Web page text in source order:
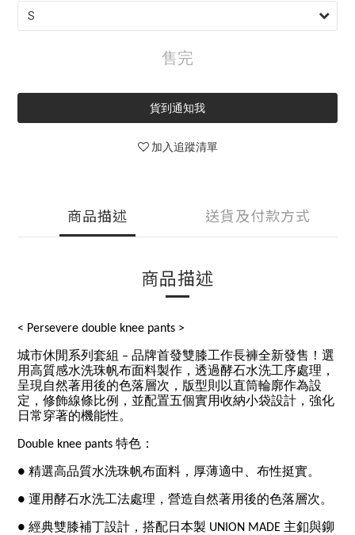
售完
貨到通知我
加入追蹤清單
商品描述 送貨及付款方式
商品描述
< Persevere double knee pants >
城市休閒系列套組 – 品牌首發雙膝工作長褲全新發售！選
用高質感水洗珠帆布面料製作，透過酵石水洗工序處理，
呈現自然著用後的色落層次，版型則以直筒輪廓作為設
定，修飾線條比例，並配置五個實用收納小袋設計，強化
日常穿著的機能性。
Double knee pants 特色：
● 精選高品質水洗珠帆布面料，厚薄適中、布性挺實。
● 運用酵石水洗工法處理，營造自然著用後的色落層次。
● 經典雙膝補丁設計，搭配日本製 UNION MADE 主釦與鉚